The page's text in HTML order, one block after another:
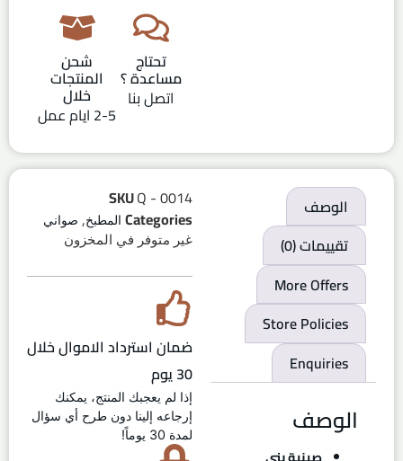
تحتاج
مساعدة ؟
اتصل بنا
شحن
المنتجات
خلال
2-5 ايام عمل
الوصف
تقييمات (0)
More Offers
Store Policies
Enquiries
الوصف
SKUQ - 0014
Categories المطبخ, صواني
غير متوفر في المخزون
ضمان استرداد الاموال خلال
30 يوم
إذا لم يعجبك المنتج، يمكنك
إرجاعه إلينا دون طرح أي سؤال
لمدة 30 يوماً!